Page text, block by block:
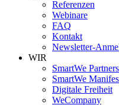
Referenzen
Webinare
FAQ
Kontakt
Newsletter-
WIR
SmartWe
SmartWe
Digitale Freiheit
WeCompany